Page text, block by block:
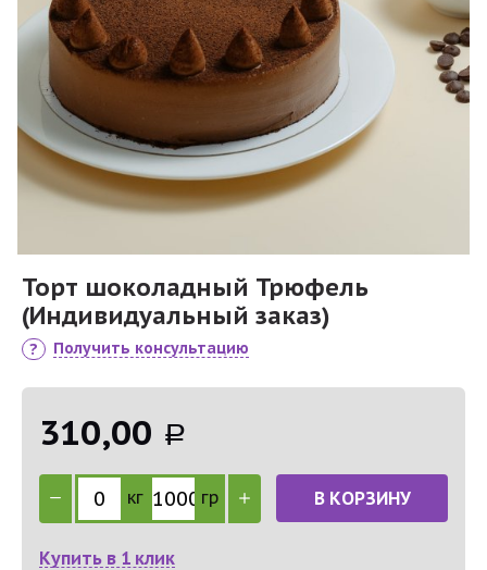
Торт шоколадный Трюфель
(Индивидуальный заказ)
Получить консультацию
310,00 Р
кг гр В КОРЗИНУ
Купить в 1 клик